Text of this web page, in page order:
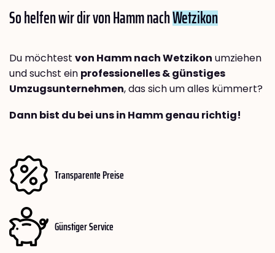
So helfen wir dir von Hamm nachWetzikon
Du möchtest von Hamm nach Wetzikon umziehen
und suchst ein professionelles & günstiges
Umzugsunternehmen, das sich um alles kümmert?
Dann bist du bei uns in Hamm genau richtig!
Transparente Preise
Günstiger Service